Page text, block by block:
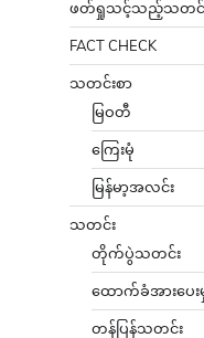
ဖတ်ရှုသင့်သည့်သတင်း
FACT CHECK
သတင်းစာ
မြဝတီ
ကြေးမုံ
မြန်မာ့အလင်း
သတင်း
တိုက်ပွဲသတင်း
ထောက်ခံအားပေး
တန်ပြန်သတင်း